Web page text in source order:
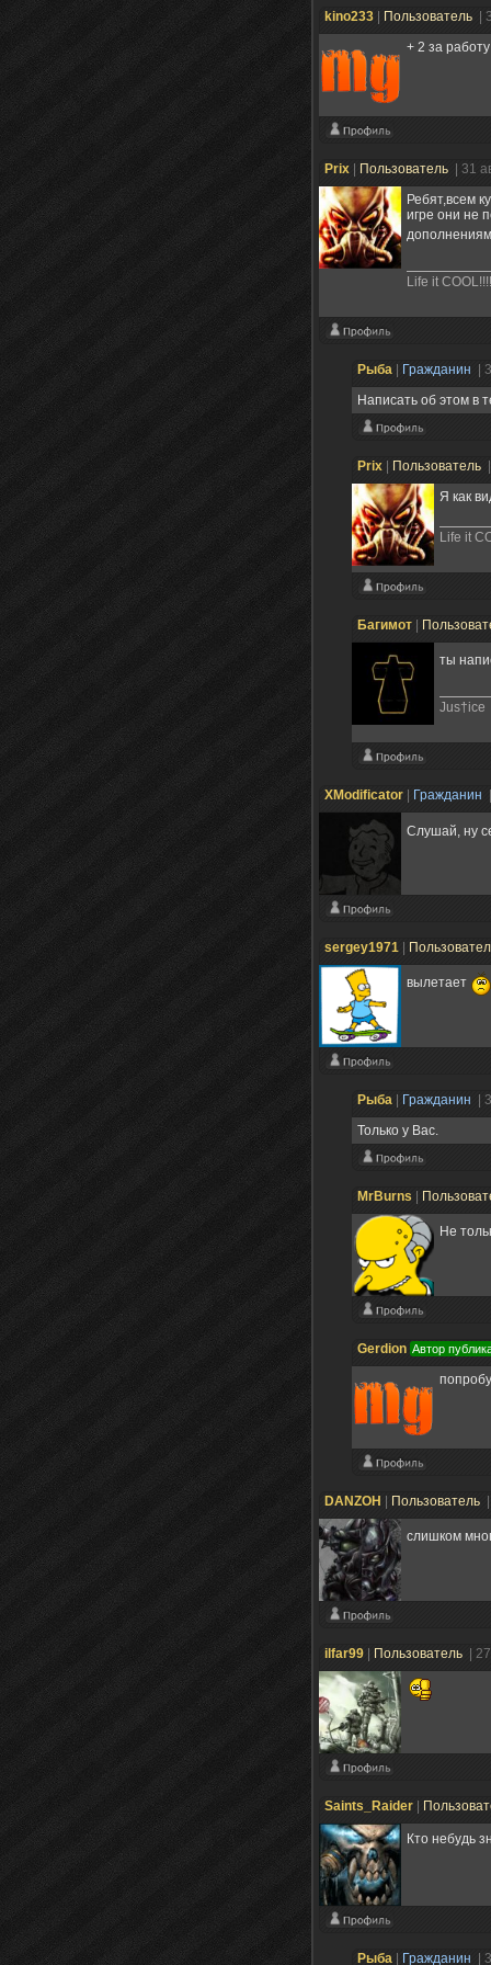
kino233 Пользователь
|
+ 2 за
Prix Пользователь
| 31
Ребят,всем
игре они не
Life it
Рыба Гражданин
|
Написать об этом в
Prix Пользователь
Я как
Life it
Багимот
ты
Jus†ice
XModificator Гражданин
Слушай, ну
sergey1971
вылетает
Рыба Гражданин
|
Только у Вас.
MrBurns
Не
Gerdion Автор
DANZOH Пользователь
слишком
ilfar99 Пользователь |
Saints_Raider
Кто небудь
Рыба Гражданин
|